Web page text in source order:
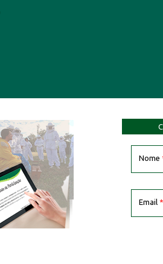
Nome
Email *